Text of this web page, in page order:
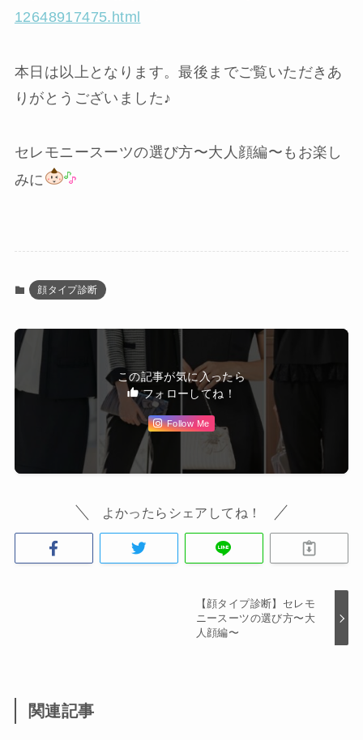
12648917475.html
本日は以上となります。最後までご覧いただきあ
りがとうございました♪
セレモニースーツの選び方〜大人顔編〜もお楽し
みに
顔タイプ診断
この記事が気に入ったら
フォローしてね！
Follow Me
よかったらシェアしてね！
【顔タイプ診断】セレモ
ニースーツの選び方〜大
人顔編〜
関連記事